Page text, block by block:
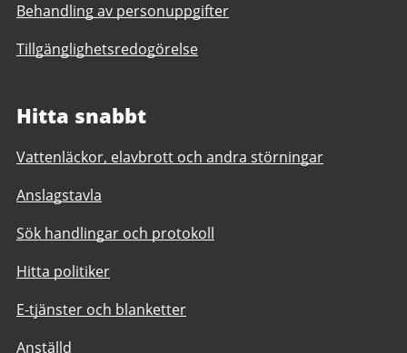
Behandling av personuppgifter
Tillgänglighetsredogörelse
Hitta snabbt
Vattenläckor, elavbrott och andra störningar
Anslagstavla
Sök handlingar och protokoll
Hitta politiker
E-tjänster och blanketter
Anställd